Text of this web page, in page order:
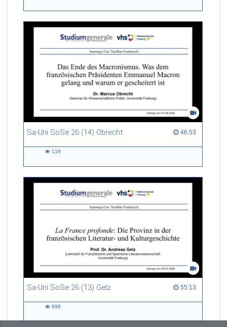
Sa-Uni SoSe 26 (14) Obrecht 46:53
46:53 duration
119
Sa-Uni SoSe 26 (13) Gelz 55:13
55:13 duration
896